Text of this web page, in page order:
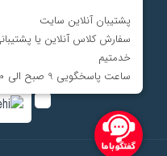
نماد اعتماد